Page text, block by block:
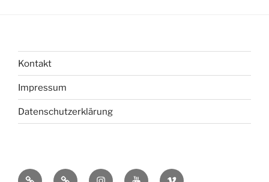
Kontakt
Impressum
Datenschutzerklärung
bsky MastadonInstagramYou Vimeo